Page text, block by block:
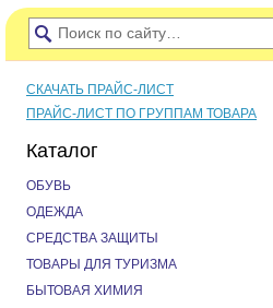
СКАЧАТЬ ПРАЙС-ЛИСТ
ПРАЙС-ЛИСТ ПО ГРУППАМ ТОВАРА
Каталог
ОБУВЬ
ОДЕЖДА
СРЕДСТВА ЗАЩИТЫ
ТОВАРЫ ДЛЯ ТУРИЗМА
БЫТОВАЯ ХИМИЯ